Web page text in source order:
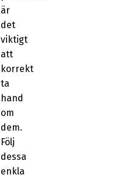
är
det
viktigt
att
korrekt
ta
hand
om
dem.
Följ
dessa
enkla